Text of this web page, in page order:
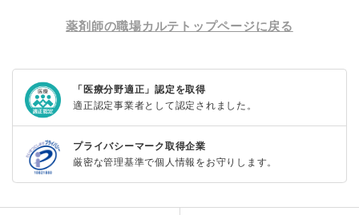
薬剤師の職場カルテトップページに戻る
「医療分野適正」認定を取得
適正認定事業者として認定されました。
プライバシーマーク取得企業
厳密な管理基準で個人情報をお守りします。